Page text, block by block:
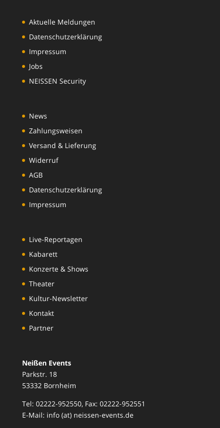
Aktuelle Meldungen
Datenschutzerklärung
Impressum
Jobs
NEISSEN Security
News
Zahlungsweisen
Versand & Lieferung
Widerruf
AGB
Datenschutzerklärung
Impressum
Live-Reportagen
Kabarett
Konzerte & Shows
Theater
Kultur-Newsletter
Kontakt
Partner
Neißen Events
Parkstr. 18
53332 Bornheim
Tel: 02222-952550, Fax: 02222-952551
E-Mail: info (at) neissen-events.de